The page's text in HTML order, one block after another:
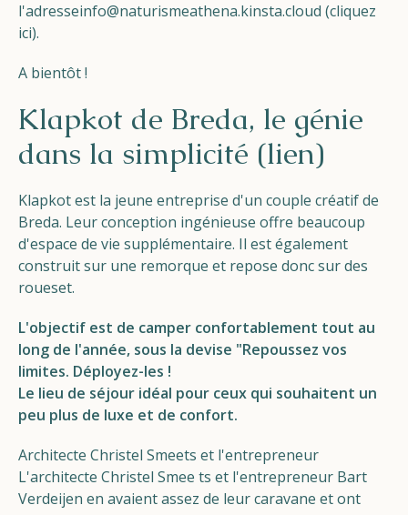
l'adresseinfo@naturismeathena.kinsta.cloud (cliquez
ici).
A bientôt !
Klapkot de Breda, le génie
dans la simplicité (lien)
Klapkot est la jeune entreprise d'un couple créatif de
Breda. Leur conception ingénieuse offre beaucoup
d'espace de vie supplémentaire. Il est également
construit sur une remorque et repose donc sur des
roueset.
L'objectif est de camper confortablement tout au
long de l'année, sous la devise "Repoussez vos
limites. Déployez-les !
Le lieu de séjour idéal pour ceux qui souhaitent un
peu plus de luxe et de confort.
Architecte Christel Smeets et l'entrepreneur
L'architecte Christel Smee ts et l'entrepreneur Bart
Verdeijen en avaient assez de leur caravane et ont